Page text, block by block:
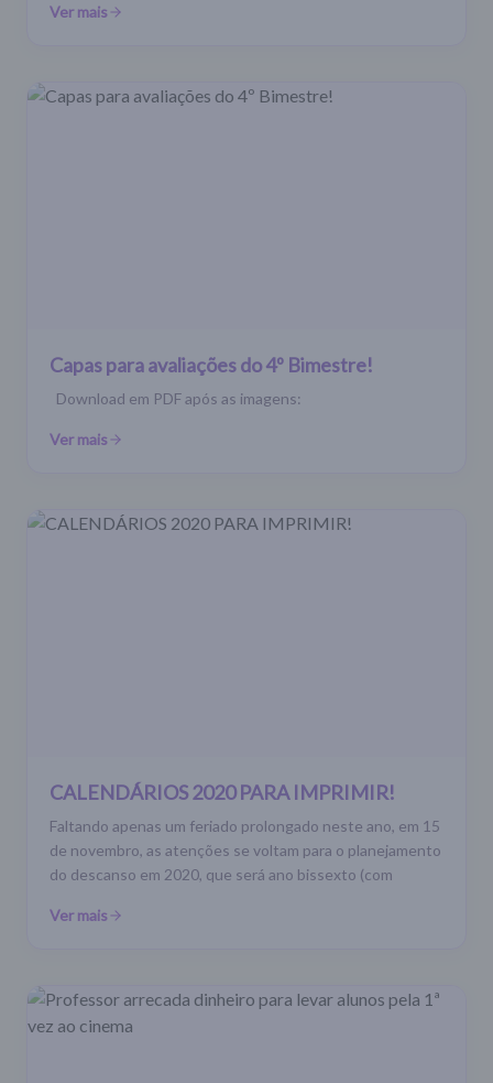
Ver mais
Capas para avaliações do 4º Bimestre!
Download em PDF após as imagens:
Ver mais
CALENDÁRIOS 2020 PARA IMPRIMIR!
Faltando apenas um feriado prolongado neste ano, em 15
de novembro, as atenções se voltam para o planejamento
do descanso em 2020, que será ano bissexto (com
Ver mais